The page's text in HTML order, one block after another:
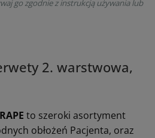
go zgodnie z instrukcją używania lub
2. warstwowa,
to szeroki asortyment
obłożeń Pacjenta, oraz